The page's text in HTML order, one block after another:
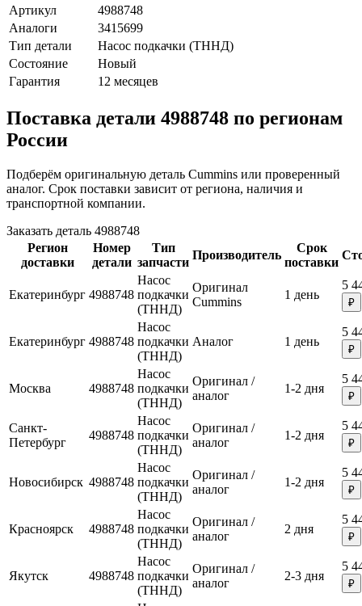
Артикул
4988748
Аналоги
3415699
Тип детали
Насос подкачки (ТННД)
Состояние
Новый
Гарантия
12 месяцев
Поставка детали 4988748 по регионам
России
Подберём оригинальную деталь Cummins или проверенный
аналог. Срок поставки зависит от региона, наличия и
транспортной компании.
Заказать деталь 4988748
Регион
доставки
Номер
детали
Тип
запчасти
Производитель
Срок
поставки
Екатеринбург 4988748
Насос
подкачки
(ТННД)
Оригинал
Cummins
1 день
5
₽
Екатеринбург 4988748
Насос
подкачки
(ТННД)
Аналог 1 день
5
₽
Москва 4988748
Насос
подкачки
(ТННД)
Оригинал /
аналог
1-2 дня
5
₽
Санкт-
Петербург
4988748
Насос
подкачки
(ТННД)
Оригинал /
аналог
1-2 дня
5
₽
Новосибирск 4988748
Насос
подкачки
(ТННД)
Оригинал /
аналог
1-2 дня
5
₽
Красноярск 4988748
Насос
подкачки
(ТННД)
Оригинал /
аналог
2 дня
5
₽
Якутск 4988748
Насос
подкачки
(ТННД)
Оригинал /
аналог
2-3 дня
5
₽